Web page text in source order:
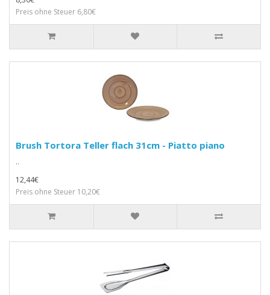
Preis ohne Steuer 6,80€
Brush Tortora Teller flach 31cm - Piatto piano
..
12,44€
Preis ohne Steuer 10,20€